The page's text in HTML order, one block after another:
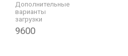
Дополнительные
варианты
загрузки
9600